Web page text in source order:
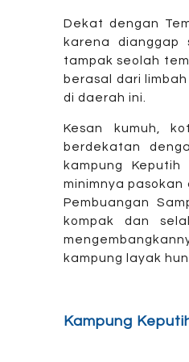
Dekat dengan
karena dianggap
tampak seolah
berasal dari
di daerah ini.
Kesan kumuh,
berdekatan
kampung
minimnya
Pembuangan
kompak dan
kampung layak
Kampung